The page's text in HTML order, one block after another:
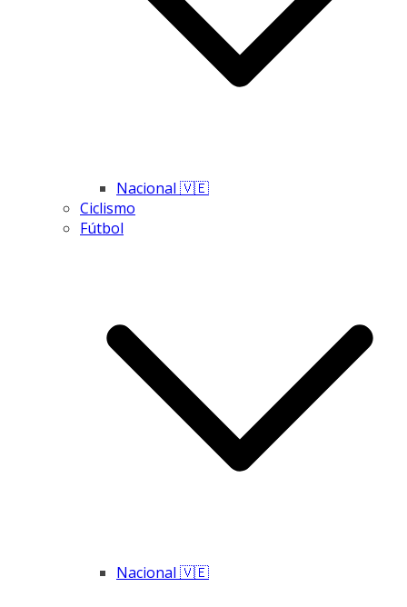
Nacional 🇻🇪
Ciclismo
Fútbol
Nacional 🇻🇪